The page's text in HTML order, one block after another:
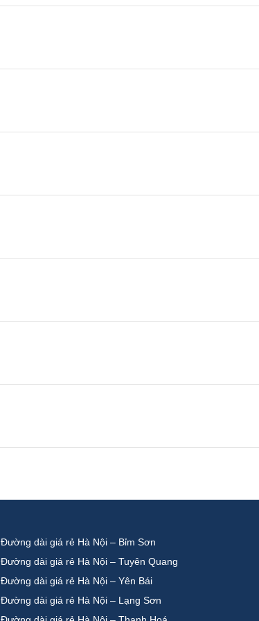
Đường dài giá rẻ Hà Nội – Bỉm Sơn
Đường dài giá rẻ Hà Nội – Tuyên Quang
Đường dài giá rẻ Hà Nội – Yên Bái
Đường dài giá rẻ Hà Nội – Lạng Sơn